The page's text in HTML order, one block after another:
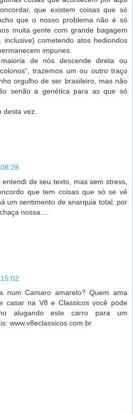
que existem coisas que só
que o nosso problema não é só
muita gente com grande bagagem
cometendo atos hediondos
impunes.
de nós descende direta ou
trazemos um ou outro traço
orgulho de ser brasileiro, mas não
senão a genética para as que só
desta vez.
de seu texto, mas sem stress,
que tem coisas que só se vê
um sentimento de anarquia total. por
nossa....
num Camaro amarelo? Quem ama
casar na V8 e Classicos você pode
alugando este carro para um
www.v8eclassicos.com.br